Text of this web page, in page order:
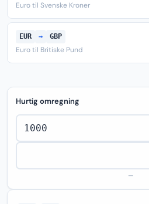
Euro til Svenske Kroner
EUR → GBP
Euro til Britiske Pund
Hurtig omregning
—